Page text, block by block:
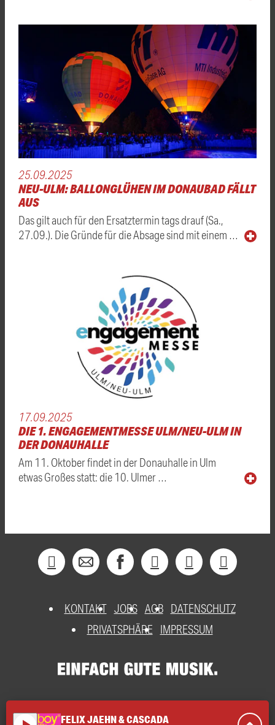
25.09.2025
NEU-ULM: BALLONGLÜHEN IM DONAUBAD FÄLLT
AUS
Das gilt auch für den Ersatztermin tags drauf (Sa.,
27.09.). Die Gründe für die Absage sind mit einem …
17.09.2025
DIE 1. ENGAGEMENTMESSE ULM/NEU-ULM IN
DER DONAUHALLE
Am 11. Oktober findet in der Donauhalle in Ulm
etwas Großes statt: die 10. Ulmer …
KONTAKT JOBS AGB DATENSCHUTZ
PRIVATSPHÄRE
IMPRESSUM
FELIX JAEHN & CASCADA